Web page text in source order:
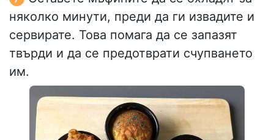
няколко минути, преди да ги извадите и
сервирате. Това помага да се запазят
твърди и да се предотврати счупването
им.